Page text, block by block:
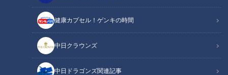
健康カプセル！ゲンキの時間
中日クラウンズ
中日ドラゴンズ関連記事